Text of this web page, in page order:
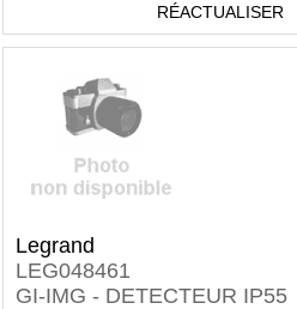
RÉACTUALISER
Legrand
LEG048461
GI-IMG - DETECTEUR IP55